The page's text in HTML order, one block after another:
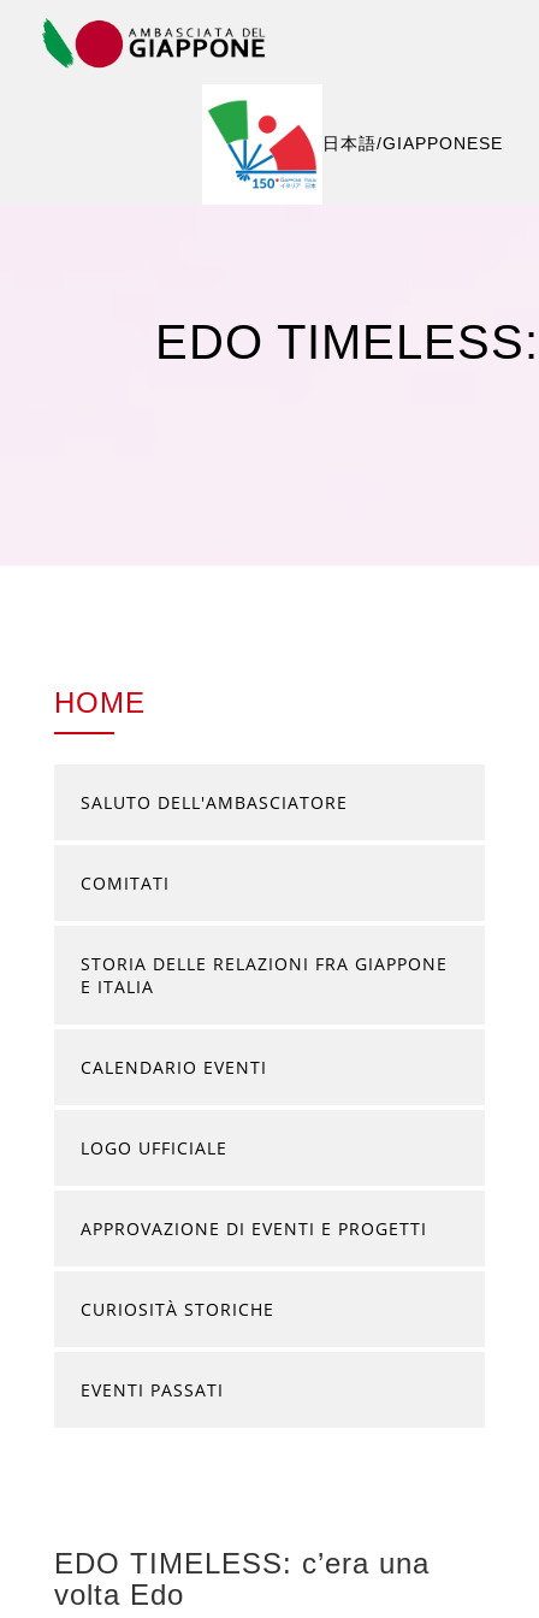
日本語/GIAPPONESE
EDO
HOME
SALUTO DELL'AMBASCIATORE
COMITATI
STORIA DELLE RELAZIONI FRA GIAPPONE
E ITALIA
CALENDARIO EVENTI
LOGO UFFICIALE
APPROVAZIONE DI EVENTI E PROGETTI
CURIOSITÀ STORICHE
EVENTI PASSATI
EDO TIMELESS: c’era una
volta Edo
COPYRIGHT © 2015 - AMBASCIATA DEL GIAPPONE